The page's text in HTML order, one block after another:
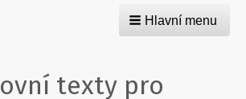
Hlavní menu
texty pro